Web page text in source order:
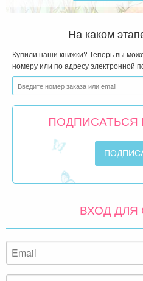
На каком
Купили наши книжки? Теперь вы
номеру или по адресу электронной
ПОДПИСАТЬСЯ
ВХОД ДЛЯ